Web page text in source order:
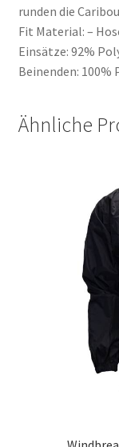
runden die
Fit Material: –
Einsätze: 92%
Beinenden: 100%
Ähnliche